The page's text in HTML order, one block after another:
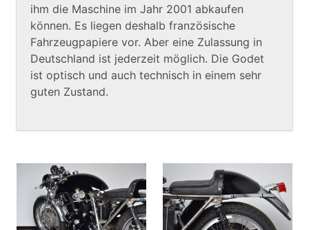
ihm die Maschine im Jahr 2001 abkaufen
können. Es liegen deshalb französische
Fahrzeugpapiere vor. Aber eine Zulassung in
Deutschland ist jederzeit möglich. Die Godet
ist optisch und auch technisch in einem sehr
guten Zustand.